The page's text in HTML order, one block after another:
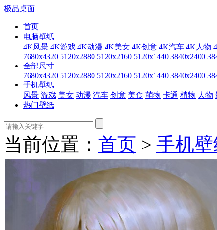
极品桌面
首页
电脑壁纸
4K风景 4K游戏 4K动漫 4K美女 4K创意 4K汽车 4K人物
7680x4320 5120x2880 5120x2160 5120x1440 3840x2400
全部尺寸
7680x4320 5120x2880 5120x2160 5120x1440 3840x2400
手机壁纸
风景 游戏 美女 动漫 汽车 创意 美食 萌物 卡通 植物 人物
热门壁纸
当前位置： 首页 > 手机